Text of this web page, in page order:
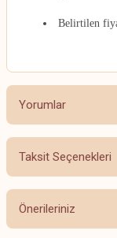
Belirtilen
Yorumlar
Taksit Seçenekleri
Önerileriniz